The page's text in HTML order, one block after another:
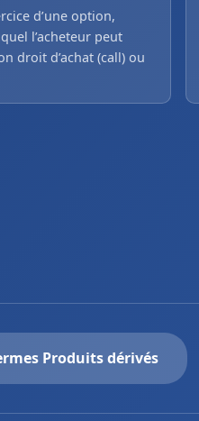
d’une option,
l’acheteur peut
droit d’achat (call) ou
Produits dérivés